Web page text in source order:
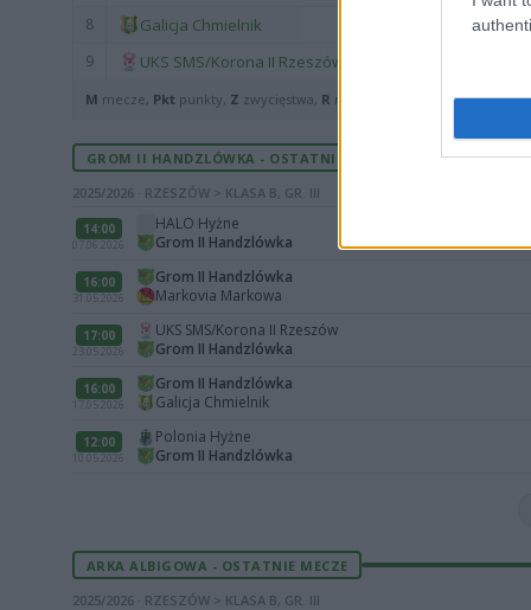
8 Galicja Chmielnik
9 UKS SMS/Korona II Rzeszów
M mecze, Pkt punkty, Z zwycięstwa, R remisy,
GROM II HANDZLÓWKA - OSTATNIE MECZE
2025/2026 · RZESZÓW > KLASA B, GR. III
14:00
07.06.2026
HALO Hyżne
Grom II Handzlówka
16:00
31.05.2026
Grom II Handzlówka
Markovia Markowa
17:00
23.05.2026
UKS SMS/Korona II Rzeszów
Grom II Handzlówka
16:00
17.05.2026
Grom II Handzlówka
Galicja Chmielnik
12:00
10.05.2026
Polonia Hyżne
Grom II Handzlówka
ARKA ALBIGOWA - OSTATNIE MECZE
2025/2026 · RZESZÓW > KLASA B, GR. III